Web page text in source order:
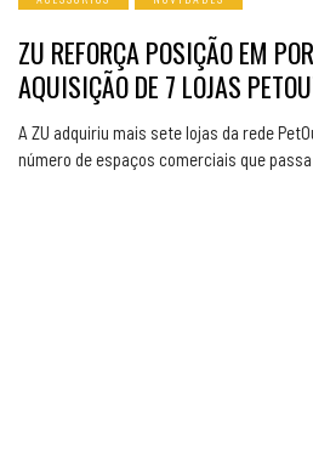
ZU REFORÇA POSIÇÃO EM
AQUISIÇÃO DE 7 LOJAS
A ZU adquiriu mais sete lojas da rede
número de espaços comerciais que